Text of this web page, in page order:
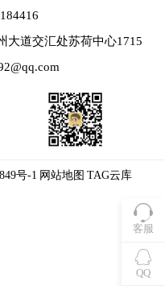
客服
QQ
大道交汇处苏荷中心1715
号-1 网站地图 TAG云库